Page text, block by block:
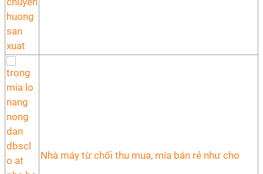
Nhà máy từ chối thu mua, mía bán rẻ như cho